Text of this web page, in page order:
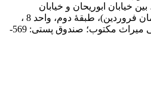
خیابان ابوریحان و خیابان
دانشگاه، شمارۀ 1182 (ساختمان فروردین)، طبقۀ دوم، واحد 8 ،
روابط عمومی مؤسسه پژوهی میراث مکتوب؛ صندوق پستی: 569-